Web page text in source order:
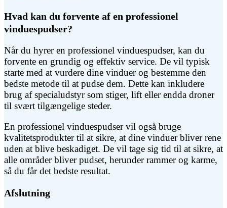
Hvad kan du forvente af en professionel
vinduespudser?
Når du hyrer en professionel vinduespudser, kan du
forvente en grundig og effektiv service. De vil typisk
starte med at vurdere dine vinduer og bestemme den
bedste metode til at pudse dem. Dette kan inkludere
brug af specialudstyr som stiger, lift eller endda droner
til svært tilgængelige steder.
En professionel vinduespudser vil også bruge
kvalitetsprodukter til at sikre, at dine vinduer bliver rene
uden at blive beskadiget. De vil tage sig tid til at sikre, at
alle områder bliver pudset, herunder rammer og karme,
så du får det bedste resultat.
Afslutning